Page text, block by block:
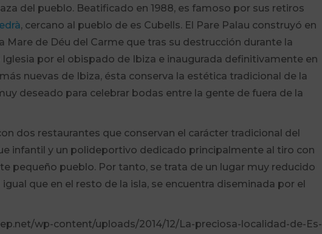
del pueblo. Beatificado en 1988, es famoso por sus retiros
, cercano al pueblo de es Cubells. El Pare Palau construyó en
Mare de Déu del Carme que tras su destrucción durante la
por el obispado de Ibiza e inaugurada definitivamente en
nuevas de Ibiza, ésta conserva la estética tradicional de la
deseado para celebrar bodas entre la gente de fuera de la
dos restaurantes que conservan el carácter tradicional del
infantil y un polideportivo dedicado principalmente al tiro con
pequeño pueblo. Por tanto, se trata de un lugar muy reducido
que en el resto de la isla, se encuentra diseminada por el
wp-content/uploads/2014/12/La-preciosa-localidad-de-Es-